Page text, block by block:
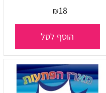
₪18
הוסף לסל